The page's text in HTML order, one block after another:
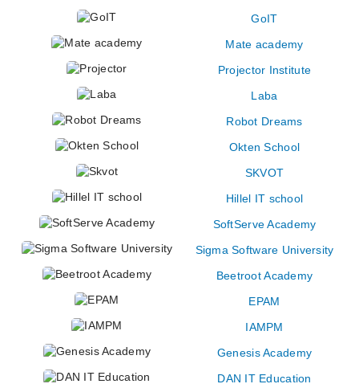
GoIT
Mate academy
Projector Institute
Laba
Robot Dreams
Okten School
SKVOT
Hillel IT school
SoftServe Academy
Sigma Software University
Beetroot Academy
EPAM
IAMPM
Genesis Academy
DAN IT Education